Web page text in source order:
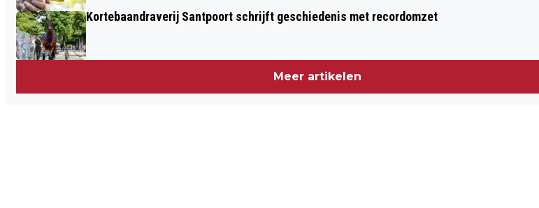
Kortebaandraverij Santpoort schrijft geschiedenis met recordomzet
Meer artikelen